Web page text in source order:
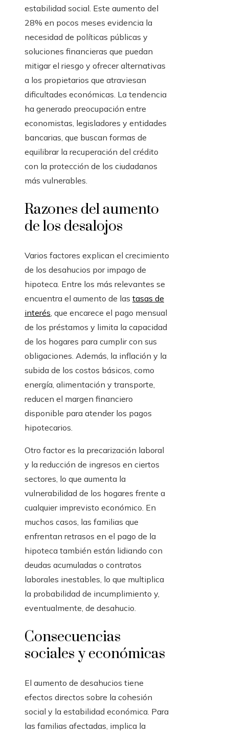
estabilidad social. Este aumento del
28% en pocos meses evidencia la
necesidad de políticas públicas y
soluciones financieras que puedan
mitigar el riesgo y ofrecer alternativas
a los propietarios que atraviesan
dificultades económicas. La tendencia
ha generado preocupación entre
economistas, legisladores y entidades
bancarias, que buscan formas de
equilibrar la recuperación del crédito
con la protección de los ciudadanos
más vulnerables.
Razones del aumento
de los desalojos
Varios factores explican el crecimiento
de los desahucios por impago de
hipoteca. Entre los más relevantes se
encuentra el aumento de las tasas de
interés, que encarece el pago mensual
de los préstamos y limita la capacidad
de los hogares para cumplir con sus
obligaciones. Además, la inflación y la
subida de los costos básicos, como
energía, alimentación y transporte,
reducen el margen financiero
disponible para atender los pagos
hipotecarios.
Otro factor es la precarización laboral
y la reducción de ingresos en ciertos
sectores, lo que aumenta la
vulnerabilidad de los hogares frente a
cualquier imprevisto económico. En
muchos casos, las familias que
enfrentan retrasos en el pago de la
hipoteca también están lidiando con
deudas acumuladas o contratos
laborales inestables, lo que multiplica
la probabilidad de incumplimiento y,
eventualmente, de desahucio.
Consecuencias
sociales y económicas
El aumento de desahucios tiene
efectos directos sobre la cohesión
social y la estabilidad económica. Para
las familias afectadas, implica la